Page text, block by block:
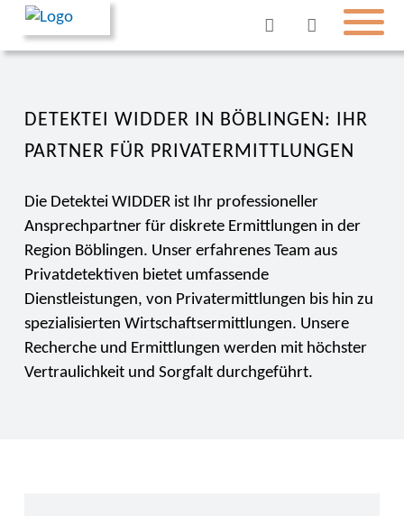
DETEKTEI WIDDER IN BÖBLINGEN: IHR
PARTNER FÜR PRIVATERMITTLUNGEN
Die Detektei WIDDER ist Ihr professioneller
Ansprechpartner für diskrete Ermittlungen in der
Region Böblingen. Unser erfahrenes Team aus
Privatdetektiven bietet umfassende
Dienstleistungen, von Privatermittlungen bis hin zu
spezialisierten Wirtschaftsermittlungen. Unsere
Recherche und Ermittlungen werden mit höchster
Vertraulichkeit und Sorgfalt durchgeführt.